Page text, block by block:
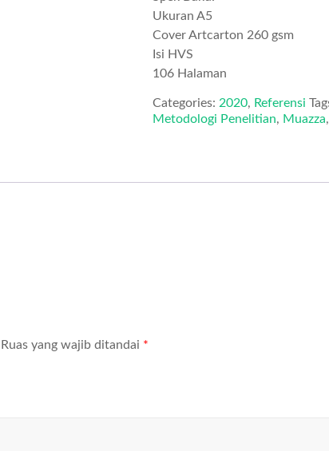
Ukuran A5
Cover Artcarton 260 gsm
Isi HVS
106 Halaman
Categories: 2020, Referensi
Metodologi Penelitian, Muazza,
Ruas yang wajib ditandai *